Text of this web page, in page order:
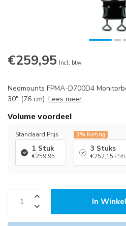
€259,95 Incl. btw
Neomounts FPMA-D700D4
30" (76 cm). Lees meer.
Volume voordeel
Standaard Prijs
1 Stuk
€259,95
3% Korting
3 Stuks
€252,15 /
In